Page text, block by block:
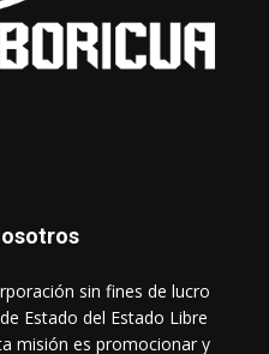
sin fines de lucro
Estado del Estado Libre
misión es promocionar y